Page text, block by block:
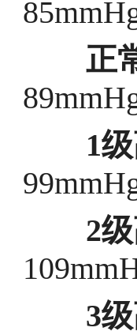
正
1
2
3